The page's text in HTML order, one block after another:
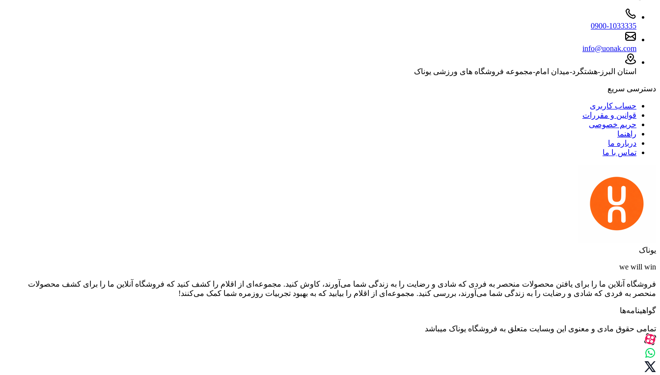
0900-1033335
info@uonak.com
استان البرز-هشتگرد-میدان امام-مجموعه فروشگاه های ورزشی یوناک
دسترسی سریع
حساب کاربری
قوانین و مقررات
حریم خصوصی
راهنما
درباره ما
تماس با ما
یوناک
we will win
فروشگاه آنلاین ما را برای یافتن محصولات منحصر به فردی که شادی و رضایت را به زندگی شما می‌آورند، کاوش کنید. مجموعه‌ای از اقلام را کشف کنید که فروشگاه آنلاین ما را برای کشف محصولات
منحصر به فردی که شادی و رضایت را به زندگی شما می‌آورند، بررسی کنید. مجموعه‌ای از اقلام را بیابید که به بهبود تجربیات روزمره شما کمک می‌کنند!
گواهینامه‌ها
تمامی حقوق مادی و معنوی این وبسایت متعلق به فروشگاه یوناک میباشد